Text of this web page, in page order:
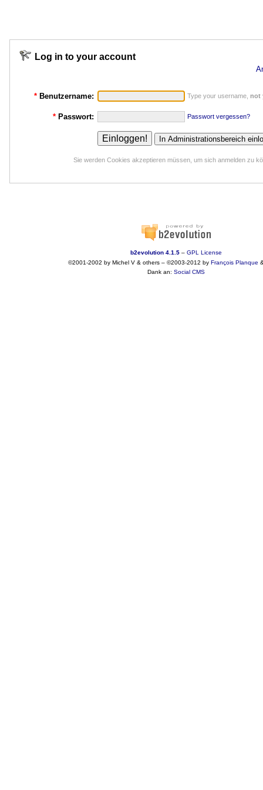
Log in to your account
* Benutzername: Type your username, not
* Passwort: Passwort vergessen?
Sie werden Cookies akzeptieren müssen, um sich anmelden zu
b2evolution 4.1.5 – GPL License
©2001-2002 by Michel V & others– ©2003-2012 by François Planque
Dank an: Social CMS